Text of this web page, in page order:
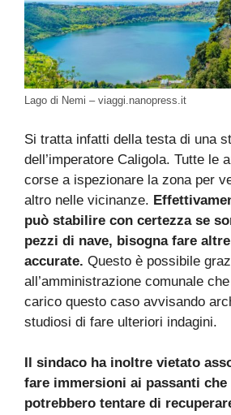
Lago di Nemi – viaggi.nanopress.it
Si tratta infatti della testa di una
dell’imperatore Caligola. Tutte le
corse a ispezionare la zona per
altro nelle vicinanze.
può stabilire con certezza se
pezzi di nave, bisogna fare
accurate. Questo è possibile
all’amministrazione comunale
carico questo caso avvisando
studiosi di fare ulteriori indagini.
Il sindaco ha inoltre vietato
fare immersioni ai passanti che
potrebbero tentare di